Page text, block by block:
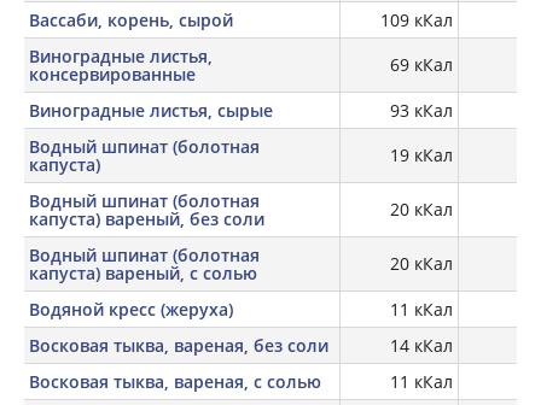
Вассаби, корень, сырой 109 кКал
Виноградные листья,
консервированные 69 кКал
Виноградные листья, сырые
93 кКал
Водный шпинат (болотная
капуста) 19 кКал
Водный шпинат (болотная
капуста) вареный, без соли 20 кКал
Водный шпинат (болотная
капуста) вареный, с солью 20 кКал
Водяной кресс (жеруха)
11 кКал
Восковая тыква, вареная, без соли
14 кКал
Восковая тыква, вареная, с солью
11 кКал